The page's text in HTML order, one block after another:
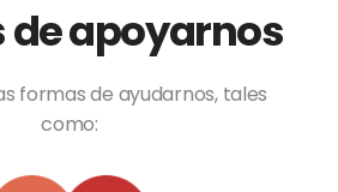
de apoyarnos
formas de ayudarnos, tales
como: